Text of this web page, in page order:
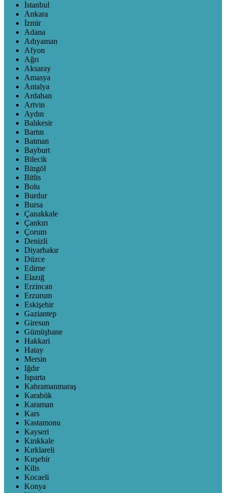
İstanbul
Ankara
İzmir
Adana
Adıyaman
Afyon
Ağrı
Aksaray
Amasya
Antalya
Ardahan
Artvin
Aydın
Balıkesir
Bartın
Batman
Bayburt
Bilecik
Bingöl
Bitlis
Bolu
Burdur
Bursa
Çanakkale
Çankırı
Çorum
Denizli
Diyarbakır
Düzce
Edirne
Elazığ
Erzincan
Erzurum
Eskişehir
Gaziantep
Giresun
Gümüşhane
Hakkari
Hatay
Mersin
Iğdır
Isparta
Kahramanmaraş
Karabük
Karaman
Kars
Kastamonu
Kayseri
Kırıkkale
Kırklareli
Kırşehir
Kilis
Kocaeli
Konya